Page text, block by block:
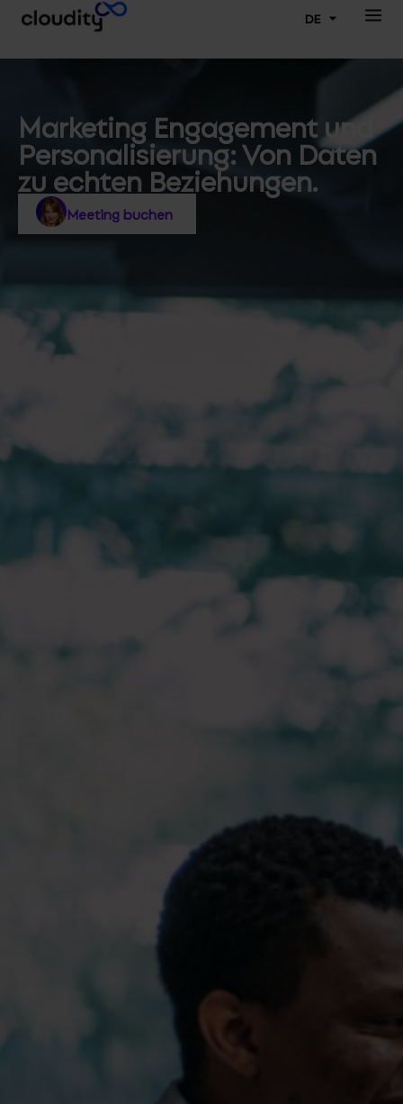
DE
Marketing Engagement und
Personalisierung: Von Daten
zu echten Beziehungen.
Meeting buchen